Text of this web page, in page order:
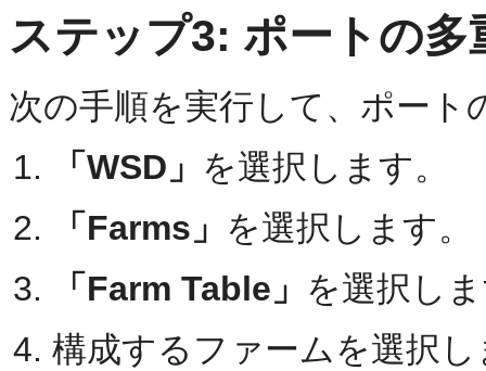
ステップ3: ポートの多
次の手順を実行して、ポート
「WSD」 を選択します。
「Farms」 を選択します。
「Farm Table」 を選択し
構成するファームを選択し